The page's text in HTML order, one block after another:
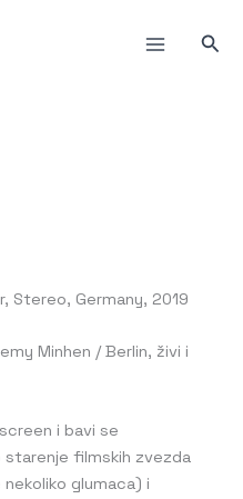
Stereo, Germany, 2019
Minhen / Berlin, živi i
i bavi se
starenje filmskih zvezda
glumaca) i